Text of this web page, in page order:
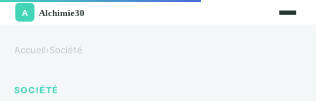
Accueil›Société
SOCIÉTÉ